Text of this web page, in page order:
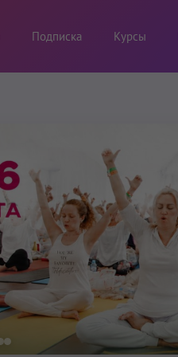
Подписка Курсы